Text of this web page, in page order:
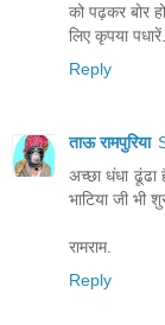
को पढ़कर बोर
लिए कृपया
Reply
ताऊ रामपुरिया
अच्छा धंधा
भाटिया जी भी
रामराम.
Reply